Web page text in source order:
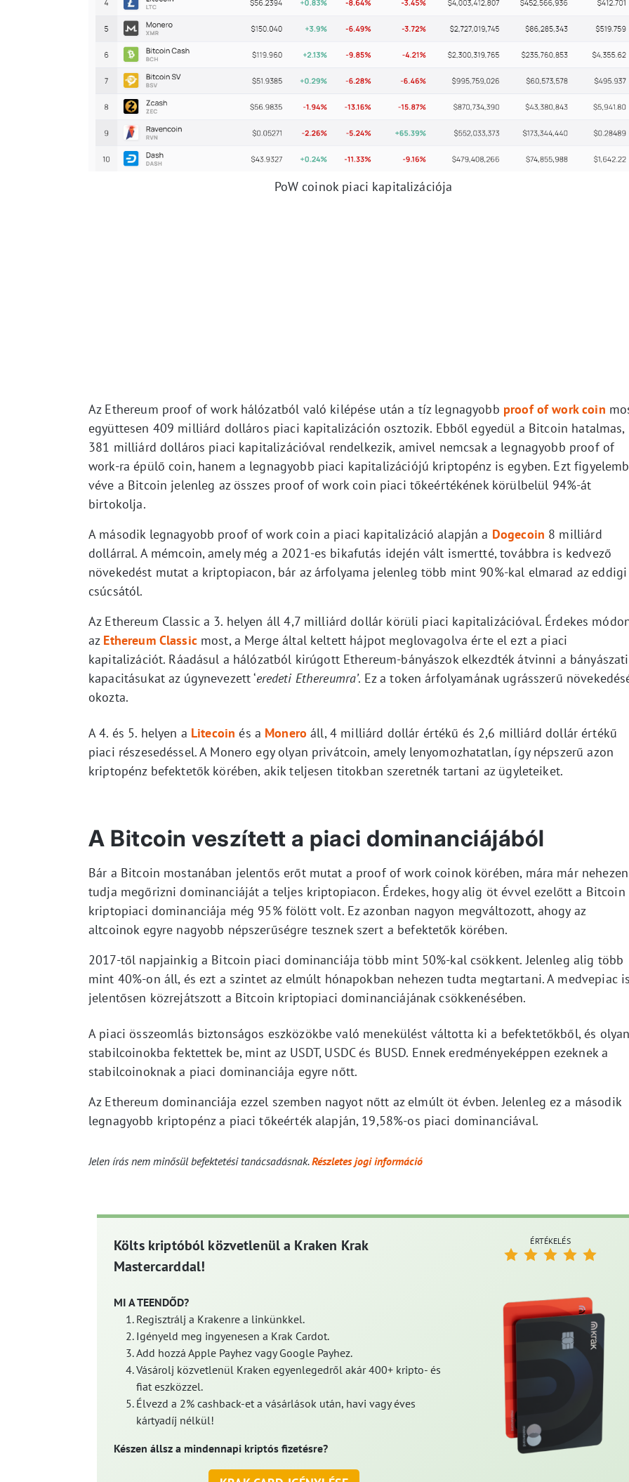
PoW coinok piaci kapitalizációja
Az Ethereum proof of work hálózatból való kilépése után a tíz legnagyobb proof of work coin
együttesen 409 milliárd dolláros piaci kapitalizáción osztozik. Ebből egyedül a Bitcoin hatalmas,
381 milliárd dolláros piaci kapitalizációval rendelkezik, amivel nemcsak a legnagyobb proof of
work-ra épülő coin, hanem a legnagyobb piaci kapitalizációjú kriptopénz is egyben. Ezt
véve a Bitcoin jelenleg az összes proof of work coin piaci tőkeértékének körülbelül 94%-át
birtokolja.
A második legnagyobb proof of work coin a piaci kapitalizáció alapján a Dogecoin 8 milliárd
dollárral. A mémcoin, amely még a 2021-es bikafutás idején vált ismertté, továbbra is kedvező
növekedést mutat a kriptopiacon, bár az árfolyama jelenleg több mint 90%-kal elmarad az eddigi
csúcsától.
Az Ethereum Classic a 3. helyen áll 4,7 milliárd dollár körüli piaci kapitalizációval. Érdekes
az Ethereum Classicmost, a Merge által keltett hájpot meglovagolva érte el ezt a piaci
kapitalizációt. Ráadásul a hálózatból kirúgott Ethereum-bányászok elkezdték átvinni a bányászati
kapacitásukat az úgynevezett ‘eredeti Ethereumra’. Ez a token árfolyamának ugrásszerű
okozta.
A 4. és 5. helyen a Litecoin és a Monero áll, 4 milliárd dollár értékű és 2,6 milliárd dollár értékű
piaci részesedéssel. A Monero egy olyan privátcoin, amely lenyomozhatatlan, így népszerű azon
kriptopénz befektetők körében, akik teljesen titokban szeretnék tartani az ügyleteiket.
A Bitcoin veszített a piaci dominanciájából
Bár a Bitcoin mostanában jelentős erőt mutat a proof of work coinok körében, mára már nehezen
tudja megőrizni dominanciáját a teljes kriptopiacon. Érdekes, hogy alig öt évvel ezelőtt a Bitcoin
kriptopiaci dominanciája még 95% fölött volt. Ez azonban nagyon megváltozott, ahogy az
altcoinok egyre nagyobb népszerűségre tesznek szert a befektetők körében.
2017-től napjainkig a Bitcoin piaci dominanciája több mint 50%-kal csökkent. Jelenleg alig több
mint 40%-on áll, és ezt a szintet az elmúlt hónapokban nehezen tudta megtartani. A medvepiac
jelentősen közrejátszott a Bitcoin kriptopiaci dominanciájának csökkenésében.
A piaci összeomlás biztonságos eszközökbe való menekülést váltotta ki a befektetőkből, és
stabilcoinokba fektettek be, mint az USDT, USDC és BUSD. Ennek eredményeképpen ezeknek a
stabilcoinoknak a piaci dominanciája egyre nőtt.
Az Ethereum dominanciája ezzel szemben nagyot nőtt az elmúlt öt évben. Jelenleg ez a második
legnagyobb kriptopénz a piaci tőkeérték alapján, 19,58%-os piaci dominanciával.
Jelen írás nem minősül befektetési tanácsadásnak.Részletes jogi információ
Költs kriptóból közvetlenül a Kraken Krak
Mastercarddal!
MI A TEENDŐD?
Regisztrálj a Krakenre a linkünkkel.
Igényeld meg ingyenesen a Krak Cardot.
Add hozzá Apple Payhez vagy Google Payhez.
Vásárolj közvetlenül Kraken egyenlegedről akár 400+ kripto- és
fiat eszközzel.
Élvezd a 2% cashback-et a vásárlások után, havi vagy éves
kártyadíj nélkül!
Készen állsz a mindennapi kriptós fizetésre?
ÉRTÉKELÉS